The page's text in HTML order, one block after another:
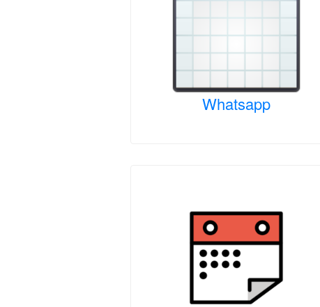
Whatsapp